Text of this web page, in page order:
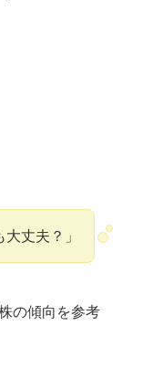
丈夫？」
の傾向を参考